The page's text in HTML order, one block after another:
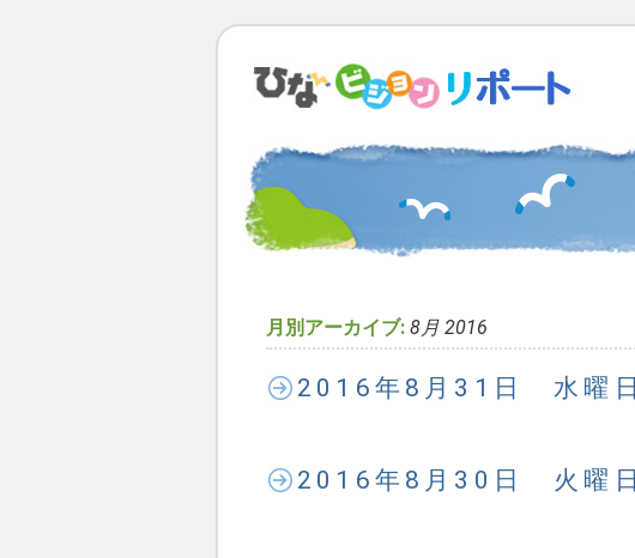
月別アーカイブ: 8月 2016
2016年8月31日 水曜日
2016年8月30日 火曜日